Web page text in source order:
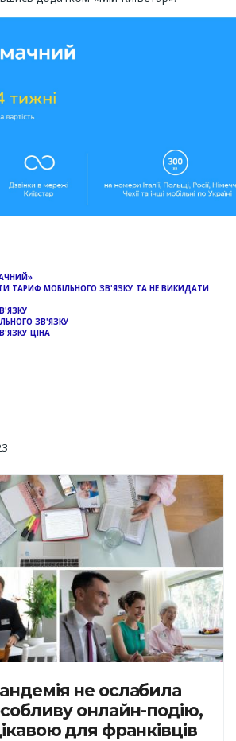
ТАРИФ МОБІЛЬНОГО ЗВ'ЯЗКУ ТА НЕ ВИКИДАТИ
ЗВ'ЯЗКУ
ЦІНА
не ослабила
онлайн-подію,
для франківців